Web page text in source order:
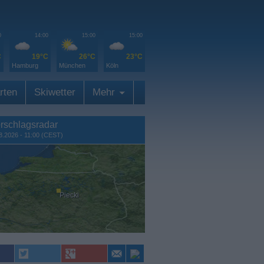
14:00
19°C
Hamburg
15:00
26°C
München
15:00
23°C
Köln
Skiwetter Mehr
- 11:00 (CEST)
Piecki